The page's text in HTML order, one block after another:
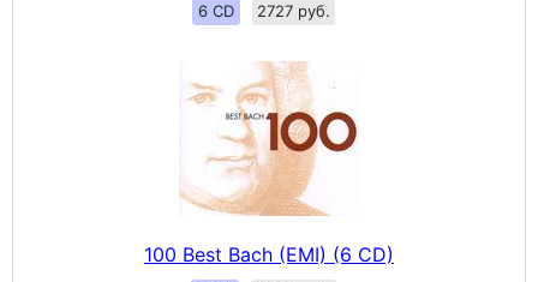
6 CD 2727 руб.
100 Best Bach (EMI) (6 CD)